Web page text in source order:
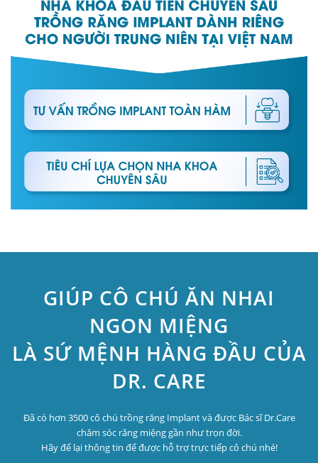
GIÚP CÔ CHÚ ĂN NHAI
NGON MIỆNG
LÀ SỨ MỆNH HÀNG ĐẦU CỦA
DR. CARE
Đã có hơn 3500 cô chú trồng răng Implant và được Bác sĩ Dr.Care
chăm sóc răng miệng gần như trọn đời.
Hãy để lại thông tin để được hỗ trợ trực tiếp cô chú nhé!